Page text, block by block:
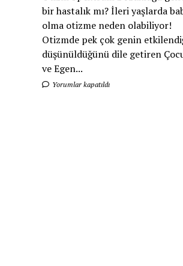
bir hastalık mı? İleri yaşlarda
olma otizme neden olabiliyor!
Otizmde pek çok genin
düşünüldüğünü dile getiren
ve Egen...
Yorumlar kapatıldı